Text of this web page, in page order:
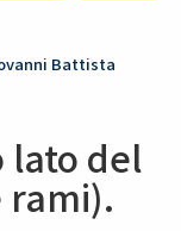
Battista
del
rami).